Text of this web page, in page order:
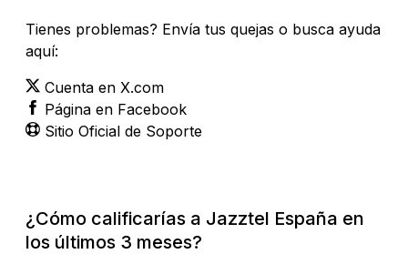
Tienes problemas? Envía tus quejas o busca ayuda
aquí:
Cuenta en X.com
Página en Facebook
Sitio Oficial de Soporte
¿Cómo calificarías a Jazztel España en
los últimos 3 meses?